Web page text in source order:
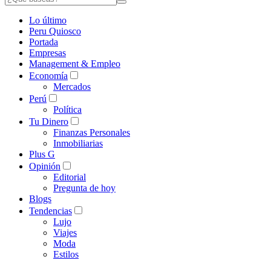
Lo último
Peru Quiosco
Portada
Empresas
Management & Empleo
Economía
Mercados
Perú
Política
Tu Dinero
Finanzas Personales
Inmobiliarias
Plus G
Opinión
Editorial
Pregunta de hoy
Blogs
Tendencias
Lujo
Viajes
Moda
Estilos